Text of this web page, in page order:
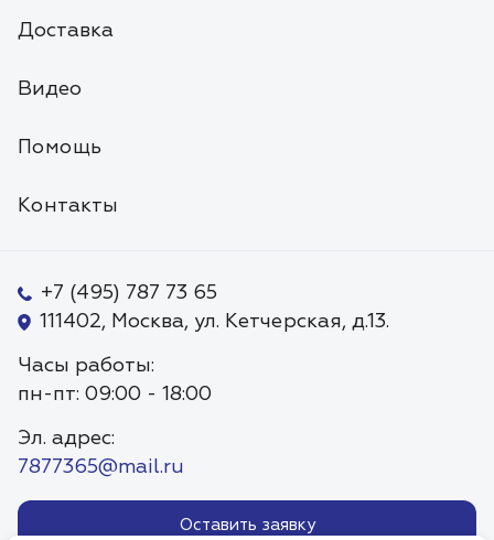
Доставка
Видео
Помощь
Контакты
+7 (495) 787 73 65
111402, Москва, ул. Кетчерская, д.13.
Часы работы:
пн-пт: 09:00 - 18:00
Эл. адрес:
7877365@mail.ru
Оставить заявку